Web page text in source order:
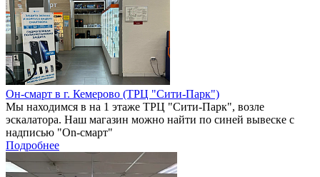
Он-смарт в г. Кемерово (ТРЦ "Сити-Парк")
Мы находимся в на 1 этаже ТРЦ "Сити-Парк", возле
эскалатора. Наш магазин можно найти по синей вывеске с
надписью "On-смарт"
Подробнее